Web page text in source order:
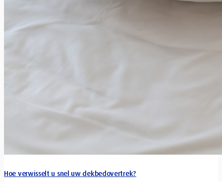
Hoe verwisselt u snel uw dekbedovertrek?